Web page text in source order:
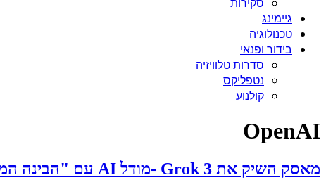
גיימינג
טכנולוגיה
בידור ופנאי
סדרות טלוויזיה
נטפליקס
קולנוע
OpenAI
מאסק השיק את Grok 3 -מודל AI עם "הבינה המלאכותית החכמה בעולם"